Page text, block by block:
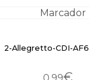
2-Allegretto-CDI-
0.99€